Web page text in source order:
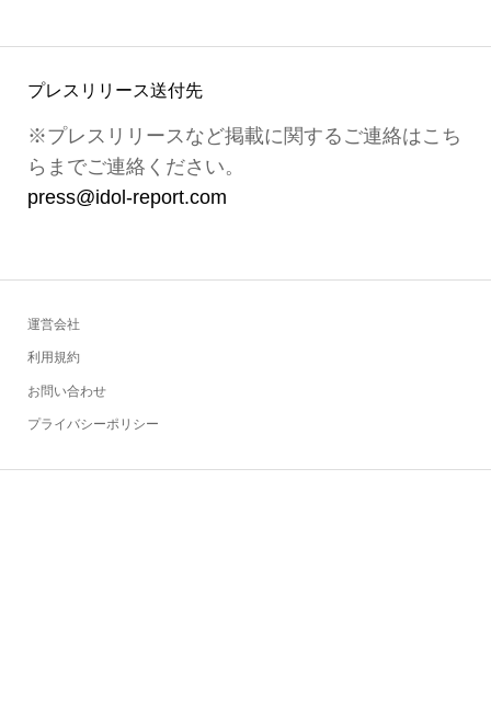
プレスリリース送付先
※プレスリリースなど掲載に関するご連絡はこち
らまでご連絡ください。
press@idol-report.com
運営会社
利用規約
お問い合わせ
プライバシーポリシー